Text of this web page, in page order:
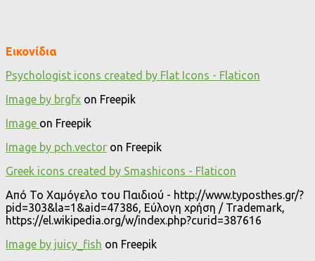
Εικονίδια
Psychologist icons created by Flat Icons - Flaticon
Image by brgfx on Freepik
Image on Freepik
Image by pch.vector on Freepik
Greek icons created by Smashicons - Flaticon
Από Το Χαμόγελο του Παιδιού - http://www.typosthes.gr/?
pid=303&la=1&aid=47386, Εύλογη χρήση / Trademark,
https://el.wikipedia.org/w/index.php?curid=387616
Image by juicy_fish on Freepik